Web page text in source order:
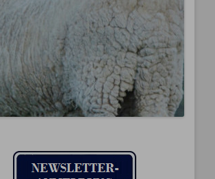
IMPRESSUM